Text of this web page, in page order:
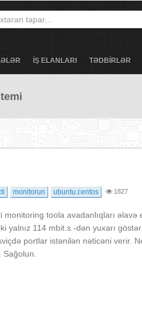
İŞ ELANLARI TƏDBİRLƏR
monitorun ubuntu.centos 1827
monitoring toola avadanlıqları
yalnız 114 mbit.s -dən yuxarı
portlar istənilən nəticəni verir.